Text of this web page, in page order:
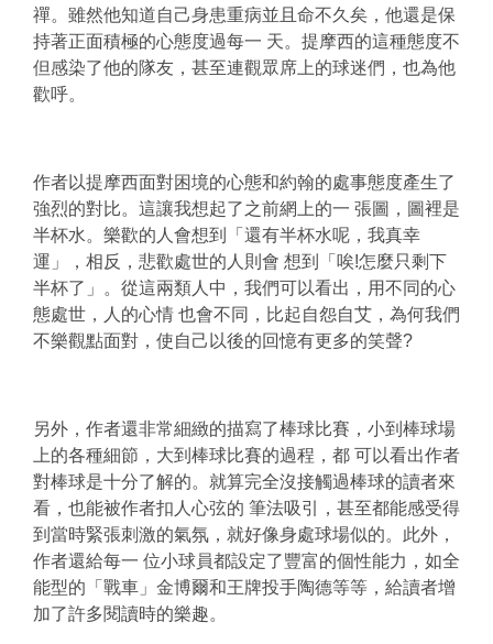
禪。雖然他知道自己身患重病並且命不久矣，他還是保
持著正面積極的心態度過每一 天。提摩西的這種態度不
但感染了他的隊友，甚至連觀眾席上的球迷們，也為他
歡呼。
作者以提摩西面對困境的心態和約翰的處事態度產生了
強烈的對比。這讓我想起了之前網上的一 張圖，圖裡是
半杯水。樂歡的人會想到「還有半杯水呢，我真幸
運」，相反，悲歡處世的人則會 想到「唉!怎麼只剩下
半杯了」。從這兩類人中，我們可以看出，用不同的心
態處世，人的心情 也會不同，比起自怨自艾，為何我們
不樂觀點面對，使自己以後的回憶有更多的笑聲?
另外，作者還非常細緻的描寫了棒球比賽，小到棒球場
上的各種細節，大到棒球比賽的過程，都 可以看出作者
對棒球是十分了解的。就算完全沒接觸過棒球的讀者來
看，也能被作者扣人心弦的 筆法吸引，甚至都能感受得
到當時緊張刺激的氣氛，就好像身處球場似的。此外，
作者還給每一 位小球員都設定了豐富的個性能力，如全
能型的「戰車」金博爾和王牌投手陶德等等，給讀者增
加了許多閱讀時的樂趣。